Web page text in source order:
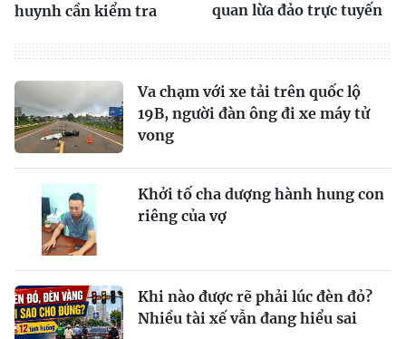
huynh cần kiểm tra
quan lừa đảo trực tuyến
Va chạm với xe tải trên quốc lộ
19B, người đàn ông đi xe máy tử
vong
Khởi tố cha dượng hành hung con
riêng của vợ
Khi nào được rẽ phải lúc đèn đỏ?
Nhiều tài xế vẫn đang hiểu sai